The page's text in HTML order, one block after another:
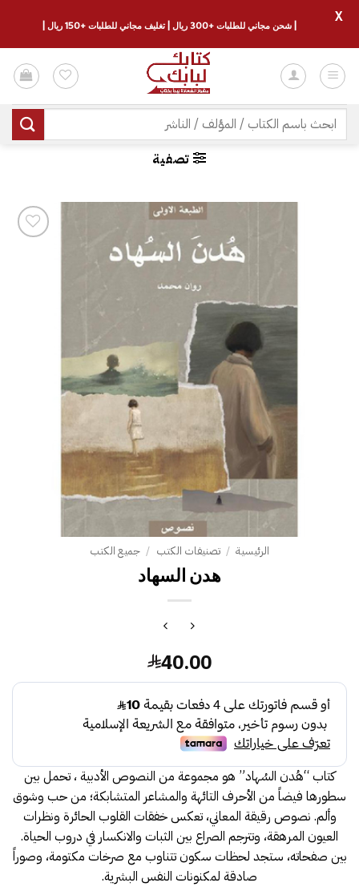
للمحتوى
البحث
عن:
تصفية
الرئيسية / تصنيفات الكتب / جميع الكتب
هدن السهاد
40.00
كتاب “هُدن السُهاد” هو مجموعة من النصوص الأدبية ، تحمل بين
سطورها فيضاً من الأحرف التائهة والمشاعر المتشابكة؛ من حب وشوق
وألم. نصوص رقيقة المعاني، تعكس خفقات القلوب الحائرة ونظرات
العيون المرهقة، وتترجم الصراع بين الثبات والانكسار في دروب الحياة.
بين صفحاته، ستجد لحظات سكون تتناوب مع صرخات مكتومة، وصوراً
صادقة لمكنونات النفس البشرية.
| شحن مجاني للطلبات +300 ريال | تغليف مجاني للطلبات +150 ريال |
X